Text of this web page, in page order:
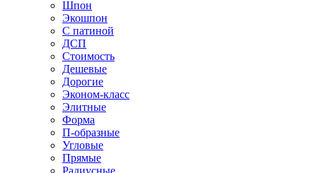
Шпон
Экошпон
С патиной
ДСП
Стоимость
Дешевые
Дорогие
Эконом-класс
Элитные
Форма
П-образные
Угловые
Прямые
Радиусные